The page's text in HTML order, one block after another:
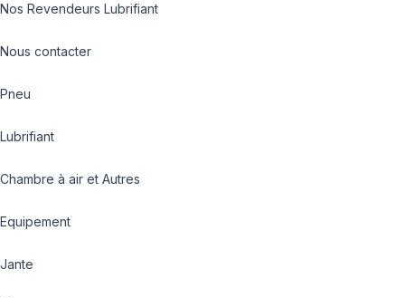
Nos Revendeurs Lubrifiant
Nous contacter
Pneu
Lubrifiant
Chambre à air et Autres
Equipement
Jante